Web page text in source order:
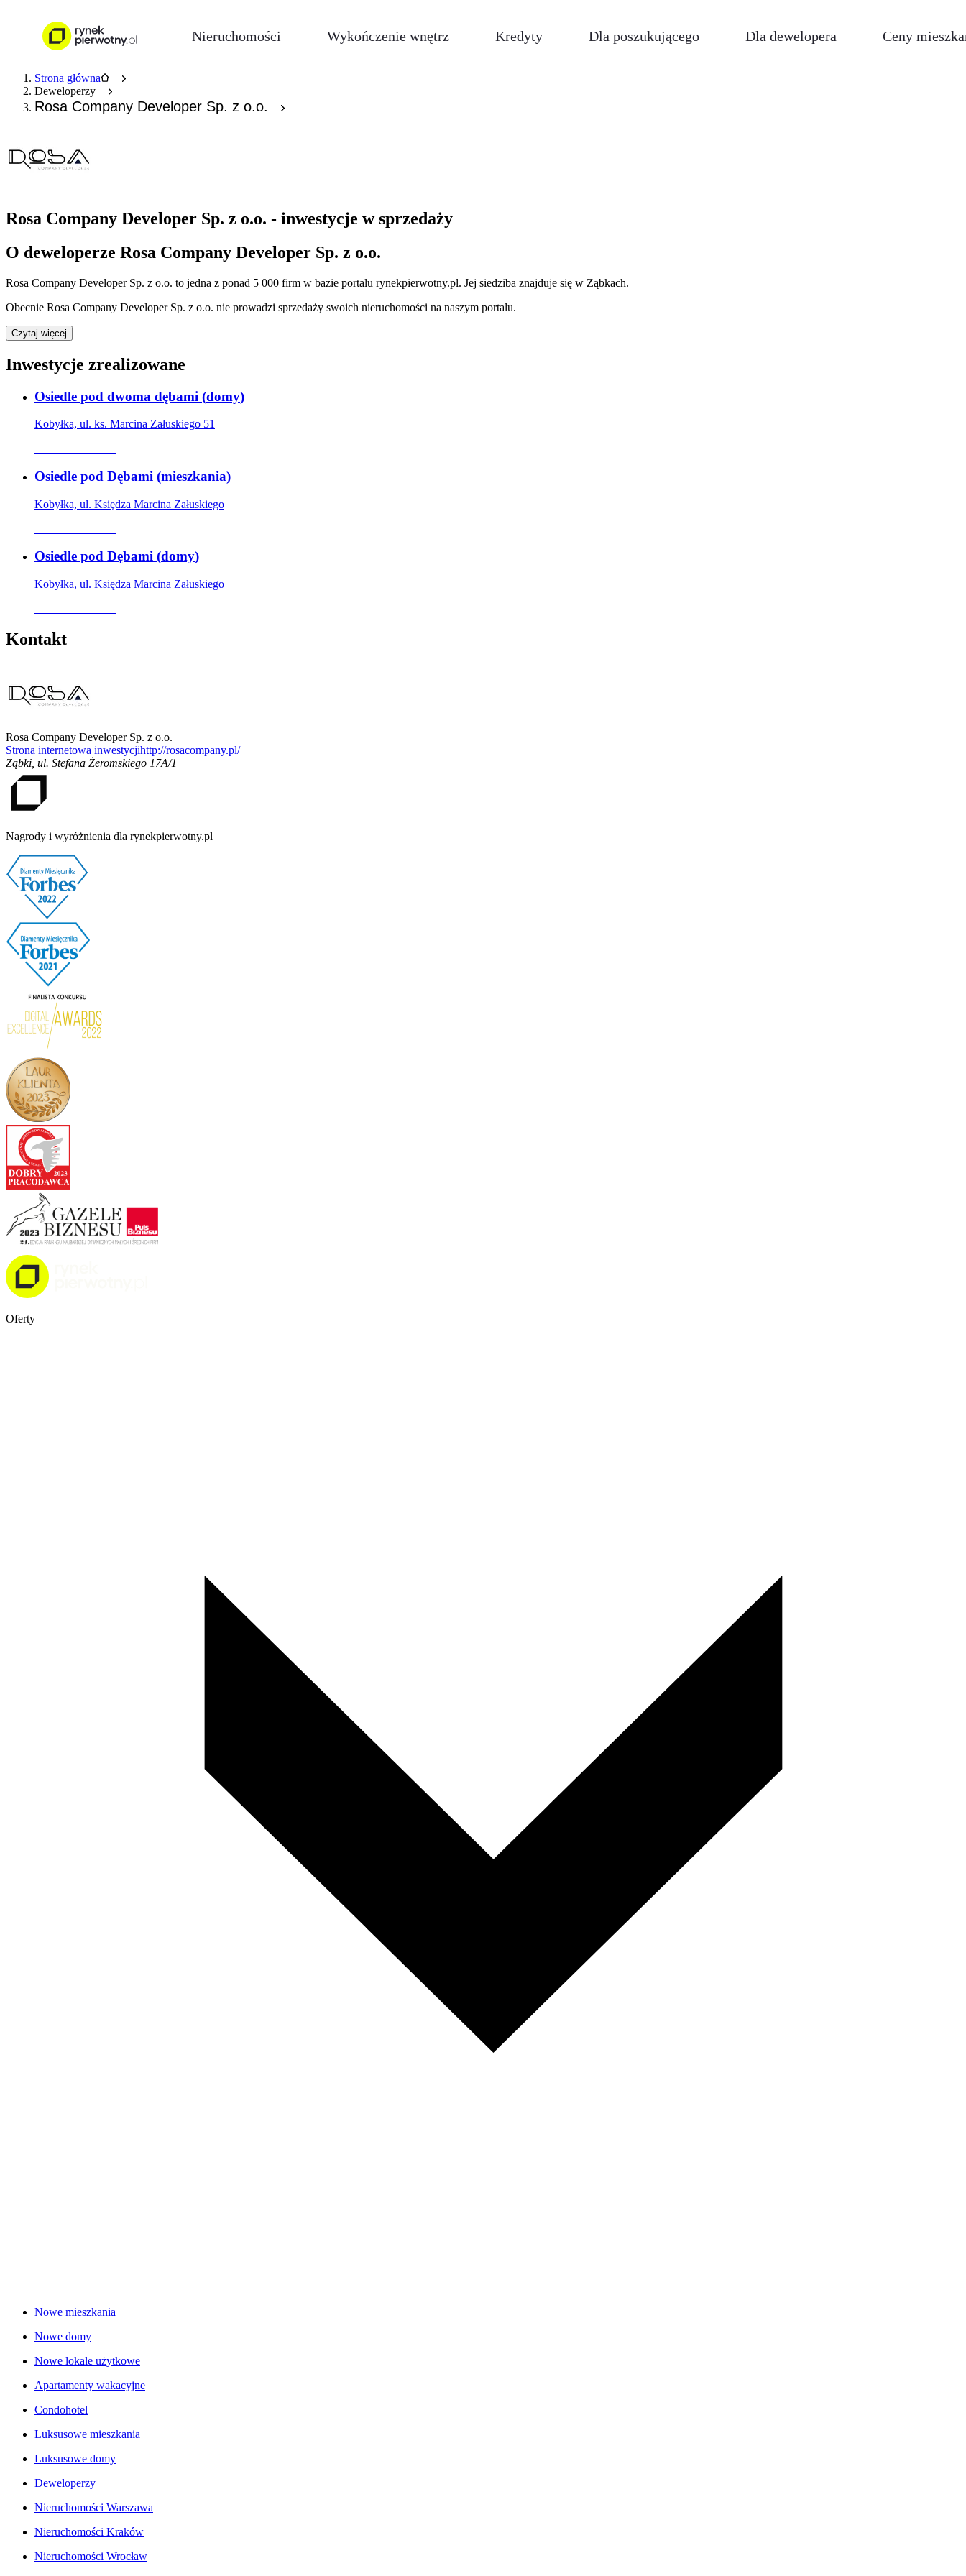
Nieruchomości Wykończenie wnętrz Kredyty Dla poszukującego Dla dewelopera Ceny
Strona główna
Deweloperzy
Rosa Company Developer Sp. z o.o.
Rosa Company Developer Sp. z o.o. - inwestycje w sprzedaży
O deweloperze Rosa Company Developer Sp. z o.o.
Rosa Company Developer Sp. z o.o. to jedna z ponad 5 000 firm w bazie portalu rynekpierwotny.pl. Jej siedziba znajduje się w Ząbkach.
Obecnie Rosa Company Developer Sp. z o.o. nie prowadzi sprzedaży swoich nieruchomości na naszym portalu.
Czytaj więcej
Inwestycje zrealizowane
Osiedle pod dwoma dębami (domy)
Kobyłka, ul. ks. Marcina Załuskiego 51
Osiedle pod Dębami (mieszkania)
Kobyłka, ul. Księdza Marcina Załuskiego
Osiedle pod Dębami (domy)
Kobyłka, ul. Księdza Marcina Załuskiego
Kontakt
Rosa Company Developer Sp. z o.o.
Strona internetowa inwestycjihttp://rosacompany.pl/
Ząbki ul. Stefana Żeromskiego 17A/1
Nagrody i wyróżnienia dla rynekpierwotny.pl
Oferty
Nowe mieszkania
Nowe domy
Nowe lokale użytkowe
Apartamenty wakacyjne
Condohotel
Luksusowe mieszkania
Luksusowe domy
Deweloperzy
Nieruchomości Warszawa
Nieruchomości Kraków
Nieruchomości Wrocław